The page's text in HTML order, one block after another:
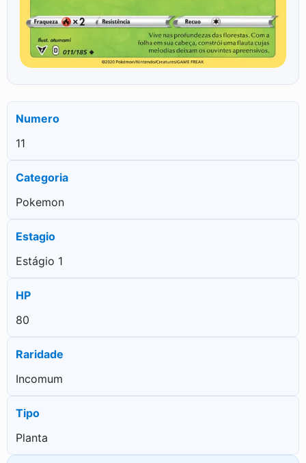
Numero
11
Categoria
Pokemon
Estagio
Estágio 1
HP
80
Raridade
Incomum
Tipo
Planta